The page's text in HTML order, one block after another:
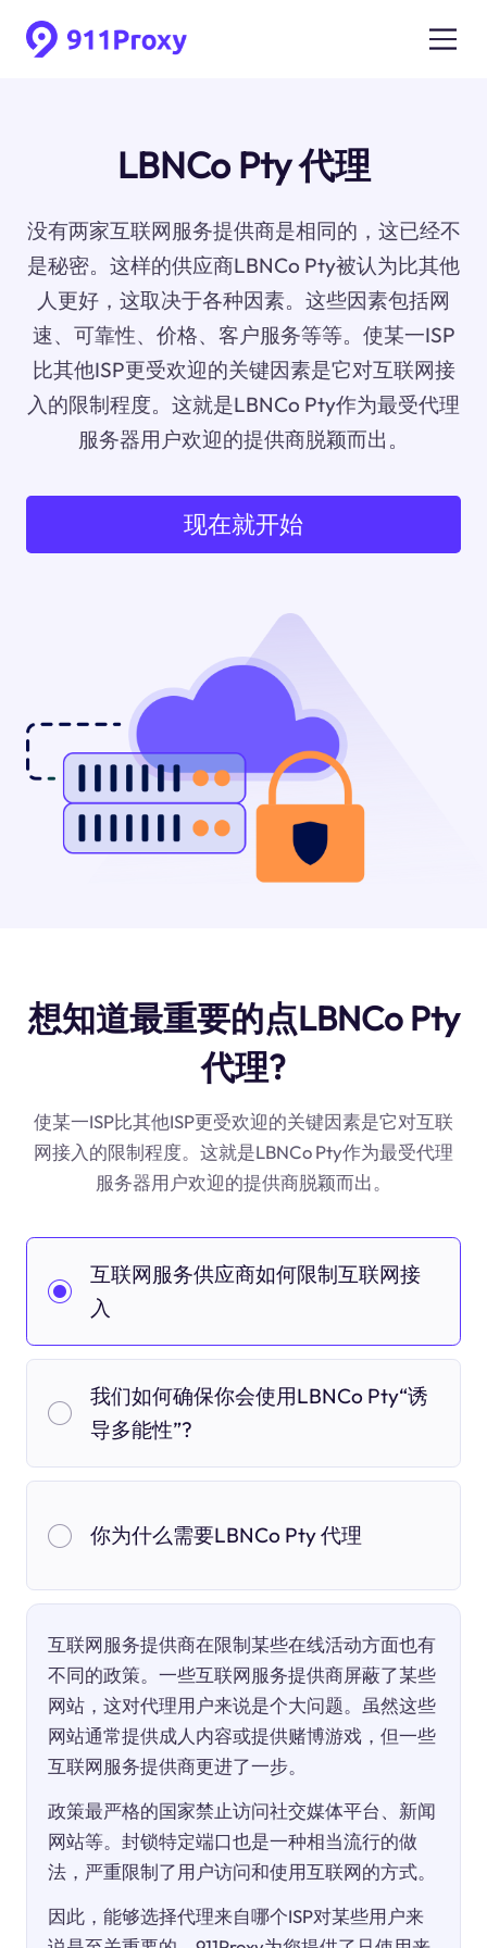
LBNCo Pty 代理
没有两家互联网服务提供商是相同的，这已经不
是秘密。这样的供应商LBNCo Pty被认为比其他
人更好，这取决于各种因素。这些因素包括网
速、可靠性、价格、客户服务等等。使某一ISP
比其他ISP更受欢迎的关键因素是它对互联网接
入的限制程度。这就是LBNCo Pty作为最受代理
服务器用户欢迎的提供商脱颖而出。
现在就开始
想知道最重要的点LBNCo Pty
代理?
使某一ISP比其他ISP更受欢迎的关键因素是它对互联
网接入的限制程度。这就是LBNCo Pty作为最受代理
服务器用户欢迎的提供商脱颖而出。
互联网服务供应商如何限制互联网接
入
我们如何确保你会使用LBNCo Pty“诱
导多能性”?
你为什么需要LBNCo Pty 代理
互联网服务提供商在限制某些在线活动方面也有
不同的政策。一些互联网服务提供商屏蔽了某些
网站，这对代理用户来说是个大问题。虽然这些
网站通常提供成人内容或提供赌博游戏，但一些
互联网服务提供商更进了一步。
政策最严格的国家禁止访问社交媒体平台、新闻
网站等。封锁特定端口也是一种相当流行的做
法，严重限制了用户访问和使用互联网的方式。
因此，能够选择代理来自哪个ISP对某些用户来